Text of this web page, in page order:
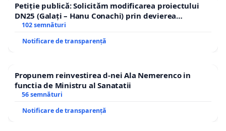
Petiție publică: Solicităm modificarea proiectului
DN25 (Galați – Hanu Conachi) prin devierea
traseului în afara localităților!
102 semnături
Notificare de transparență
Propunem reinvestirea d-nei Ala Nemerenco in
functia de Ministru al Sanatatii
56 semnături
Notificare de transparență